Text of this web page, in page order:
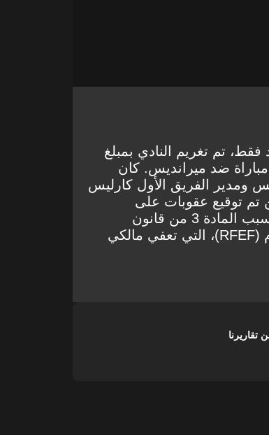
تم تغريم النادي بمبلغ
مباراة ضد ميرانديس. كان
ومدير الفريق الأول كارليس
تم توقيع عقوبات على
شخصين، لم يتم توقيع عقوبة على بيكيه بسبب المادة 3 من قانون
الانضباط التابع للاتحاد الإسباني لكرة القدم (RFEF)، التي تعفي مالكي